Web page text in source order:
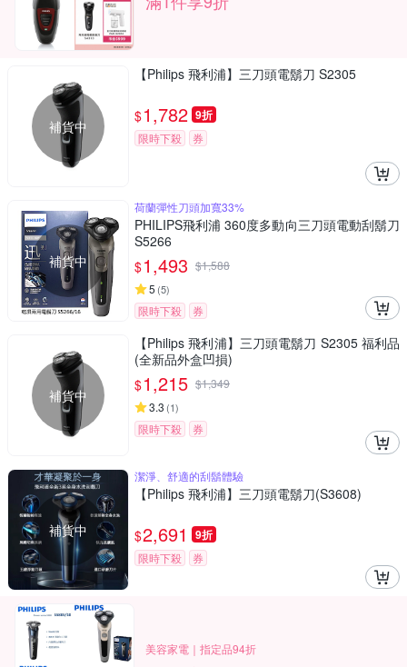
補貨中
【Philips 飛利浦】三刀頭電鬍刀 S2305
$1,782 9折
限時下殺 券
補貨中
荷蘭彈性刀頭加寬33%
PHILIPS飛利浦 360度多動向三刀頭電動刮鬍刀
S5266
$1,493 $1,588
5 (5)
限時下殺 券
補貨中
【Philips 飛利浦】三刀頭電鬍刀 S2305 福利品
(全新品外盒凹損)
$1,215 $1,349
3.3 (1)
限時下殺 券
補貨中
潔淨、舒適的刮鬍體驗
【Philips 飛利浦】三刀頭電鬍刀(S3608)
$2,691 9折
限時下殺 券
美容家電｜指定品94折